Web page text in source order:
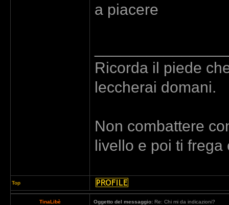
a piacere
Ricorda il piede
leccherai domani.
Non combattere
livello e poi ti
Top
TinaLibè Oggetto del messaggio: Re: Chi mi da indicazioni?